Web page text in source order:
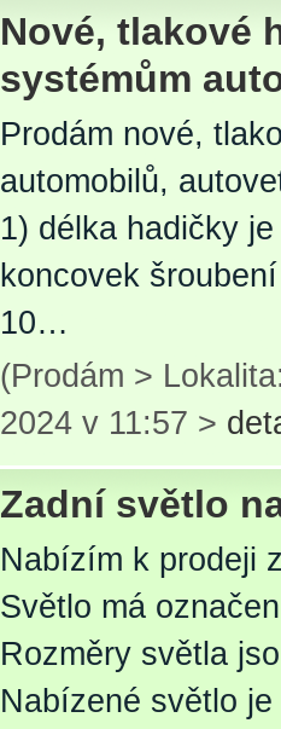
Nové, tlakové
systémům
Prodám nové,
automobilů,
1) délka hadičky
koncovek
10…
(Prodám >
2024 v 11:57 >
Zadní světlo
Nabízím k prodeji
Světlo má
Rozměry světla
Nabízené světlo